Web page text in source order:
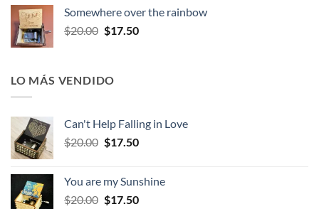
era:
$22.00.
es:
$19.50.
Somewhere over the rainbow
$20.00 El
era:
$20.00.
$17.50El
LO MÁS VENDIDO
Can't Help Falling in Love
$20.00 El
era:
$20.00.
$17.50El
es:
$17.50.
You are my Sunshine
$20.00 El
$17.50El